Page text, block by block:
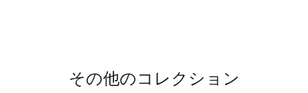
その他のコレクション